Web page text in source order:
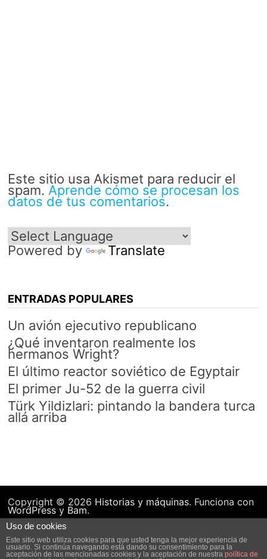
Este sitio usa Akismet para reducir el
spam. Aprende cómo se procesan los
datos de tus comentarios.
Powered by Translate
ENTRADAS POPULARES
Un avión ejecutivo republicano
¿Qué inventaron realmente los
hermanos Wright?
El último reactor soviético de Egyptair
El primer Ju-52 de la guerra civil
Türk Yildizlari: pintando la bandera turca
allá arriba
Copyright © 2026 Historias y máquinas. Funciona con
WordPressy Bam.
Uso de cookies
Este sitio web utiliza cookies para que usted tenga la mejor experiencia de
usuario. Si continúa navegando está dando su consentimiento para la
aceptación de las mencionadas cookies y la aceptación de nuestra política de